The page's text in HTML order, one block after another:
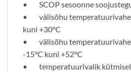
• SCOP sesoonne
• välisõhu
kuni +30°C
• välisõhu
-15°C kuni +52°C
• temperatuurivalik kütmisel